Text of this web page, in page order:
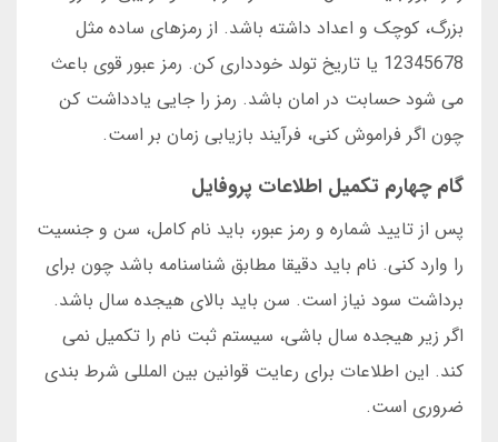
بزرگ، کوچک و اعداد داشته باشد. از رمزهای ساده مثل
12345678 یا تاریخ تولد خودداری کن. رمز عبور قوی باعث
می شود حسابت در امان باشد. رمز را جایی یادداشت کن
چون اگر فراموش کنی، فرآیند بازیابی زمان بر است.
گام چهارم تکمیل اطلاعات پروفایل
پس از تایید شماره و رمز عبور، باید نام کامل، سن و جنسیت
را وارد کنی. نام باید دقیقا مطابق شناسنامه باشد چون برای
برداشت سود نیاز است. سن باید بالای هیجده سال باشد.
اگر زیر هیجده سال باشی، سیستم ثبت نام را تکمیل نمی
کند. این اطلاعات برای رعایت قوانین بین المللی شرط بندی
ضروری است.